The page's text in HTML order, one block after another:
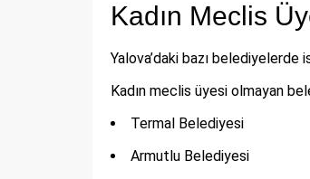
Kadın Meclis
Yalova’daki bazı
Kadın meclis üyesi olmayan
Termal Belediyesi
Armutlu Belediyesi